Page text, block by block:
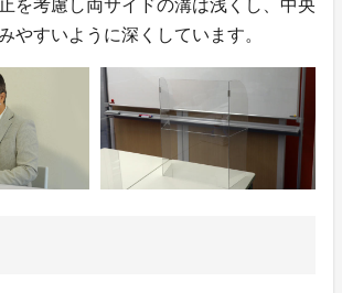
を考慮し両サイドの溝は浅くし、中央
やすいように深くしています。